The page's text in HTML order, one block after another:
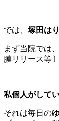
では、 塚田は
まず当院では、
膜リリース等〕
私個人がし
それは毎日の